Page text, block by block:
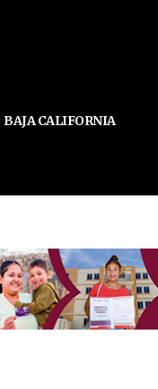
BAJA CALIFORNIA